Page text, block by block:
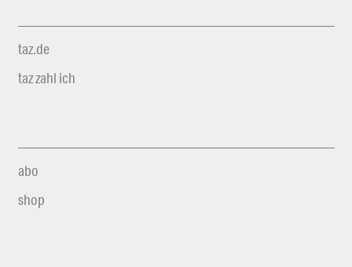
taz.de
taz zahl ich
abo
shop